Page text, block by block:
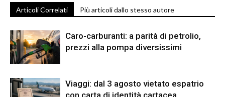
Articoli Correlati Più articoli dallo stesso autore
Caro-carburanti: a parità di petrolio,
prezzi alla pompa diversissimi
Viaggi: dal 3 agosto vietato espatrio
con carta di identità cartacea